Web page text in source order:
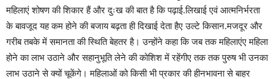
महिलाएं शोषण की शिकार हैं और दुःख की बात है कि पढ़ाई.लिखाई एवं आत्मनिर्भरता
के बावजूद यह कम होने की बजाय बढ़ता ही दिखाई देता हैए उल्टे किसान.मजदूर और
गरीब तबके में समानता की स्थिति बेहतर है। उन्होंने कहा कि जब तक महिलाएंए महिला
होने का लाभ उठाने और सहानुभूति लेने की कोशिश में रहेंगीए तक तक पुरुष भी उनका
लाभ उठाने से क्यों चूकेंगे। महिलाओं को किसी भी प्रकार की हीनभावना से बाहर